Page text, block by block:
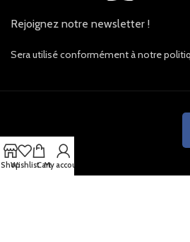
Rejoignez notre newsletter !
Sera utilisé conformément à notre
ShopWishlistCartMy account